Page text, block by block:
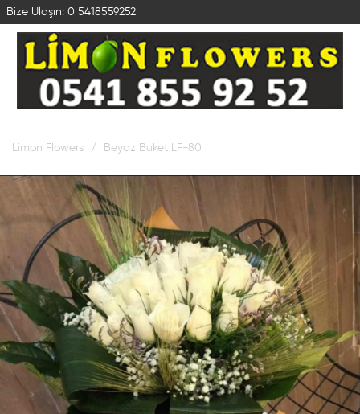
Bize Ulaşın: 0 5418559252
Limon Flowers Beyaz Buket LF-80